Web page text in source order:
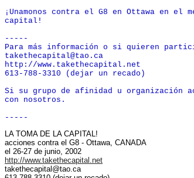
¡Unamonos contra el G8 en Ottawa en el
capital!
-----
Para más información o si quieren
takethecapital@tao.ca
http://www.takethecapital.net
613-788-3310 (dejar un recado)
Si su grupo de afinidad u organización
con nosotros.
LA TOMA DE LA CAPITAL!
acciones contra el G8 - Ottawa, CANADA
el 26-27 de junio, 2002
http://www.takethecapital.net
takethecapital@tao.ca